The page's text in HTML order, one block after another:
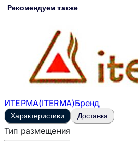
Рекомендуем также
ИТЕРМА(ITERMA)Бренд
Характеристики Доставка
Тип размещения